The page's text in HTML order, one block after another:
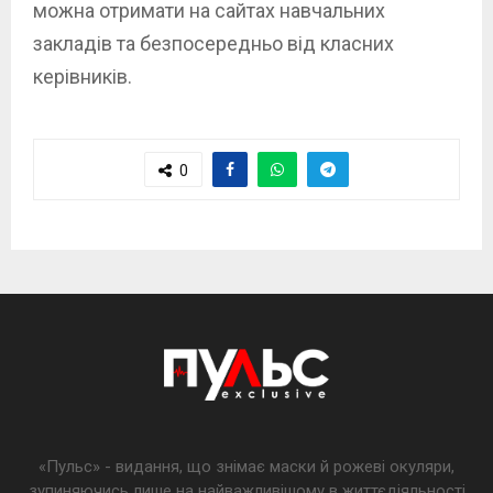
можна отримати на сайтах навчальних
закладів та безпосередньо від класних
керівників.
0
«Пульс» - видання, що знімає маски й рожеві окуляри,